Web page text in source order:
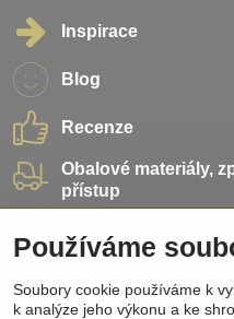
Inspirace
Blog
Recenze
Obalové materiály,
přístup
Přidejte se k nám
Sociální sítě
Používáme
Soubory cookie používáme k
k analýze jeho výkonu a ke